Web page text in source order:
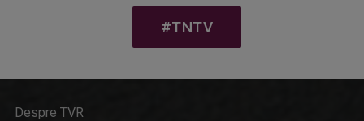
#TNTV
Despre TVR